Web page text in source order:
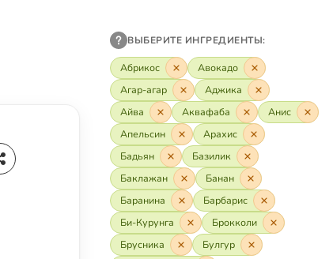
ВЫБЕРИТЕ ИНГРЕДИЕНТЫ:
Абрикос
Авокадо
Агар-агар
Аджика
Айва
Аквафаба
Анис
Апельсин
Арахис
Бадьян
Базилик
Баклажан
Банан
Баранина
Барбарис
Би-Курунга
Брокколи
Брусника
Булгур